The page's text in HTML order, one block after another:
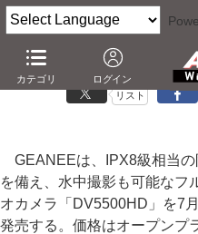
カテゴリ ログイン
GEANEE、実売12,800円の3m防
リスト
GEANEEは、IPX8級相当の
を備え、水中撮影も可能なフ
オカメラ「DV5500HD」を7
発売する。価格はオープンプ